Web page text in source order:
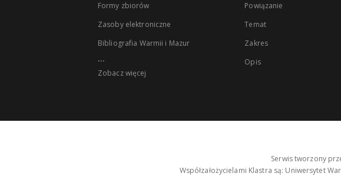
Formy zbiorów
Zasoby elektroniczne
Bibliografia Warmii i Mazur
...
Zobacz więcej
Powiązanie
Temat
Zakres
Opis
Serwis tworzony
Współzałożycielami Klastra są: Uniwersytet